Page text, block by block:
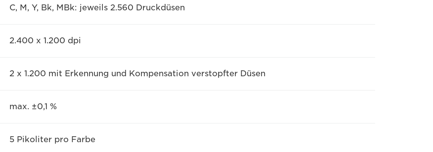
C, M, Y, Bk, MBk: jeweils 2.560 Druckdüsen
2.400 x 1.200 dpi
2 x 1.200 mit Erkennung und Kompensation verstopfter Düsen
max. ±0,1 %
5 Pikoliter pro Farbe